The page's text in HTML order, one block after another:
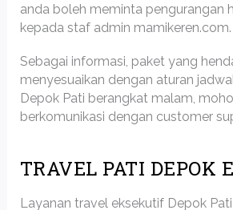
anda boleh meminta pengurangan
kepada staf admin mamikeren.com.
Sebagai informasi, paket yang
menyesuaikan dengan aturan
Depok Pati berangkat malam,
berkomunikasi dengan customer
TRAVEL PATI DEPOK
Layanan travel eksekutif Depok